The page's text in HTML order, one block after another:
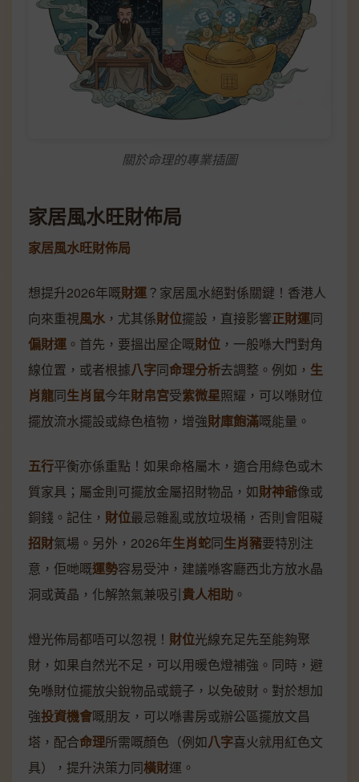
關於命理的專業插圖
家居風水旺財佈局
家居風水旺財佈局
想提升2026年嘅財運？家居風水絕對係關鍵！香港人
向來重視風水 ，尤其係財位擺設，直接影響正財運同
偏財運 。首先，要搵出屋企嘅財位 ，一般喺大門對角
線位置，或者根據八字同命理分析去調整。例如， 生
肖龍同生肖鼠今年財帛宮受紫微星照耀，可以喺財位
擺放流水擺設或綠色植物，增強財庫飽滿嘅能量。
五行平衡亦係重點！如果命格屬木，適合用綠色或木
質家具；屬金則可擺放金屬招財物品，如財神爺像或
銅錢。記住， 財位最忌雜亂或放垃圾桶，否則會阻礙
招財氣場。另外，2026年生肖蛇同生肖豬要特別注
意，佢哋嘅運勢容易受沖，建議喺客廳西北方放水晶
洞或黃晶，化解煞氣兼吸引貴人相助 。
燈光佈局都唔可以忽視！ 財位光線充足先至能夠聚
財，如果自然光不足，可以用暖色燈補強。同時，避
免喺財位擺放尖銳物品或鏡子，以免破財。對於想加
強投資機會嘅朋友，可以喺書房或辦公區擺放文昌
塔，配合命理所需嘅顏色（例如八字喜火就用紅色文
具），提升決策力同橫財運。